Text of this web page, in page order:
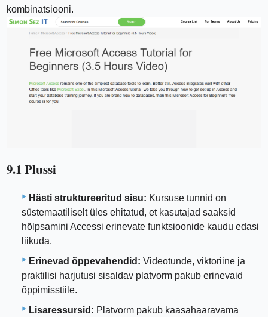
kombinatsiooni.
9.1 Plussi
Hästi struktureeritud sisu: Kursuse tunnid on
süstemaatiliselt üles ehitatud, et kasutajad saaksid
hõlpsamini Accessi erinevate funktsioonide kaudu edasi
liikuda.
Erinevad õppevahendid: Videotunde, viktoriine ja
praktilisi harjutusi sisaldav platvorm pakub erinevaid
õppimisstiile.
Lisaressursid: Platvorm pakub kaasahaaravama